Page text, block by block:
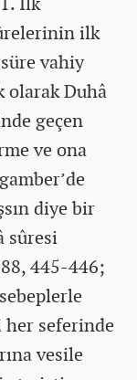
ilk
vahiy
olarak Duhâ
geçen
ve ona
diye bir
sûresi
445-446;
her seferinde
vesile